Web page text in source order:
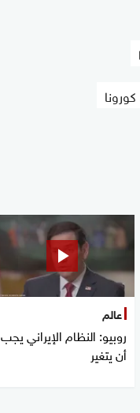
عالم
روبيو: النظام الإيراني يجب
أن يتغير